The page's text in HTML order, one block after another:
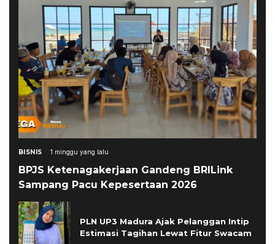
BISNIS 1 minggu yang lalu
BPJS Ketenagakerjaan Gandeng BRILink
Sampang Pacu Kepesertaan 2026
PLN UP3 Madura Ajak Pelanggan Intip
Estimasi Tagihan Lewat Fitur Swacam